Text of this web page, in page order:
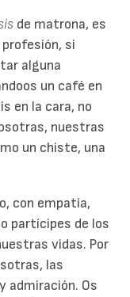
de matrona, es
si
alguna
un café en
en la cara, no
nuestras
un chiste, una
con empatía,
partícipes de los
vidas. Por
las
admiración. Os